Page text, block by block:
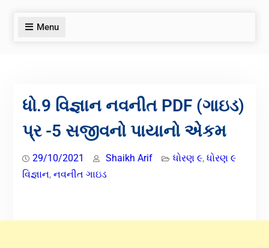
Menu
ધો.9 વિજ્ઞાન નવનીત PDF (ગાઇડ)
પ્ર -5 સજીવનો પાયાનો એકમ
29/10/2021 Shaikh Arif ધોરણ ૯, ધોરણ ૯
વિજ્ઞાન, નવનીત ગાઇડ